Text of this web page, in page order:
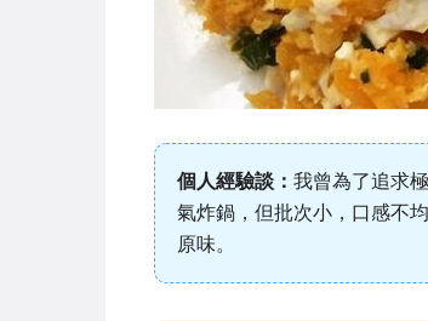
個人經驗談： 我曾為了追求
氣炸鍋，但批次小，口感不
原味。